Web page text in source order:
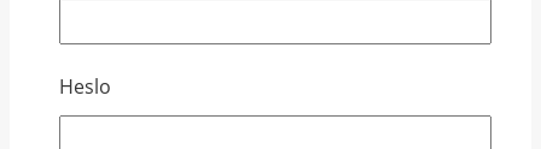
príslušenstvo a podpísať Protokol o prevzatí
Heslo